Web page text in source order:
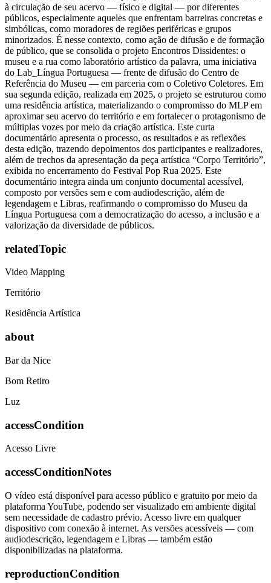
à circulação de seu acervo — físico e digital — por diferentes
públicos, especialmente aqueles que enfrentam barreiras concretas e
simbólicas, como moradores de regiões periféricas e grupos
minorizados. É nesse contexto, como ação de difusão e de formação
de público, que se consolida o projeto Encontros Dissidentes: o
museu e a rua como laboratório artístico da palavra, uma iniciativa
do Lab_Língua Portuguesa — frente de difusão do Centro de
Referência do Museu — em parceria com o Coletivo Coletores. Em
sua segunda edição, realizada em 2025, o projeto se estruturou como
uma residência artística, materializando o compromisso do MLP em
aproximar seu acervo do território e em fortalecer o protagonismo de
múltiplas vozes por meio da criação artística. Este curta
documentário apresenta o processo, os resultados e as reflexões
desta edição, trazendo depoimentos dos participantes e realizadores,
além de trechos da apresentação da peça artística “Corpo Território”,
exibida no encerramento do Festival Pop Rua 2025. Este
documentário integra ainda um conjunto documental acessível,
composto por versões sem e com audiodescrição, além de
legendagem e Libras, reafirmando o compromisso do Museu da
Língua Portuguesa com a democratização do acesso, a inclusão e a
valorização da diversidade de públicos.
relatedTopic
Video Mapping
Território
Residência Artística
about
Bar da Nice
Bom Retiro
Luz
accessCondition
Acesso Livre
accessConditionNotes
O vídeo está disponível para acesso público e gratuito por meio da
plataforma YouTube, podendo ser visualizado em ambiente digital
sem necessidade de cadastro prévio. Acesso livre em qualquer
dispositivo com conexão à internet. As versões acessíveis — com
audiodescrição, legendagem e Libras — também estão
disponibilizadas na plataforma.
reproductionCondition